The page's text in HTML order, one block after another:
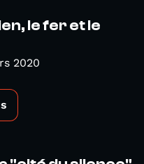
le fer et le
2020